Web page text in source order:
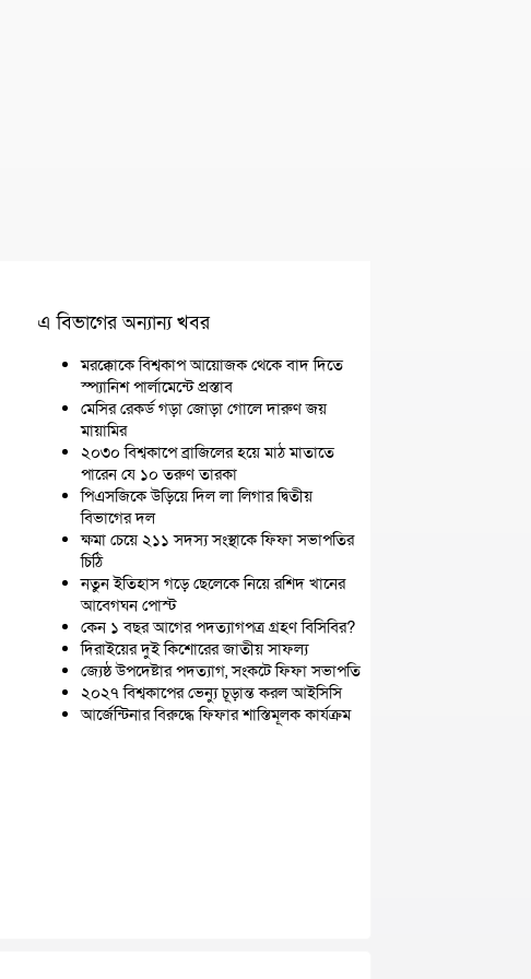
এ বিভাগের অন্যান্য খবর
মরক্কোকে বিশ্বকাপ আয়োজক থেকে বাদ দিতে
স্প্যানিশ পার্লামেন্টে প্রস্তাব
মেসির রেকর্ড গড়া জোড়া গোলে দারুণ জয়
মায়ামির
২০৩০ বিশ্বকাপে ব্রাজিলের হয়ে মাঠ মাতাতে
পারেন যে ১০ তরুণ তারকা
পিএসজিকে উড়িয়ে দিল লা লিগার দ্বিতীয়
বিভাগের দল
ক্ষমা চেয়ে ২১১ সদস্য সংস্থাকে ফিফা সভাপতির
চিঠি
নতুন ইতিহাস গড়ে ছেলেকে নিয়ে রশিদ খানের
আবেগঘন পোস্ট
কেন ১ বছর আগের পদত্যাগপত্র গ্রহণ বিসিবির?
দিরাইয়ের দুই কিশোরের জাতীয় সাফল্য
জ্যেষ্ঠ উপদেষ্টার পদত্যাগ, সংকটে ফিফা সভাপতি
২০২৭ বিশ্বকাপের ভেন্যু চূড়ান্ত করল আইসিসি
আর্জেন্টিনার বিরুদ্ধে ফিফার শাস্তিমূলক কার্যক্রম